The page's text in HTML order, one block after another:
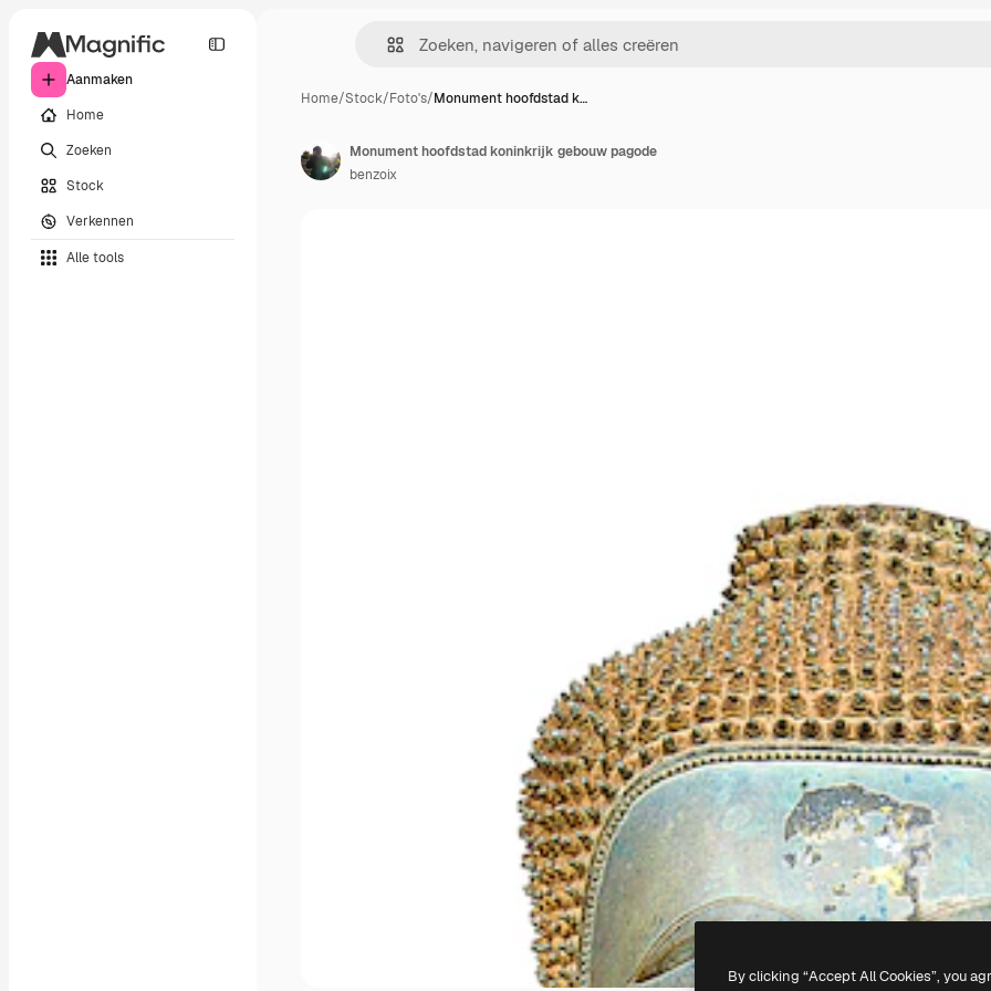
Aanmaken
Home
Zoeken
Stock
Verkennen
Alle tools
Home/Stock/Foto's/Monument hoofdstad k…
Monument hoofdstad koninkrijk gebouw pagode
benzoix
By clicking “Accept All Cookies”, you